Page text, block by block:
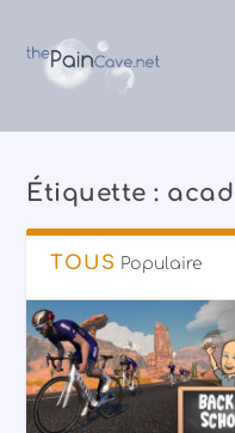
Étiquette :
TOUS Populaire